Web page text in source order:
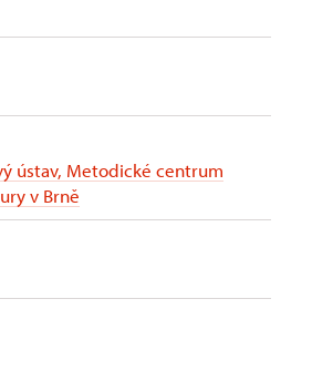
ústav, Metodické centrum
v Brně